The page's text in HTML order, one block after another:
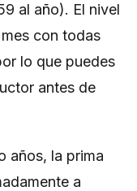
al año). El nivel
con todas
lo que puedes
antes de
años, la prima
a